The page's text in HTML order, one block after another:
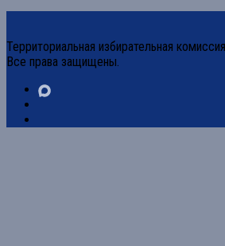
Территориальная избирательная
Все права защищены.